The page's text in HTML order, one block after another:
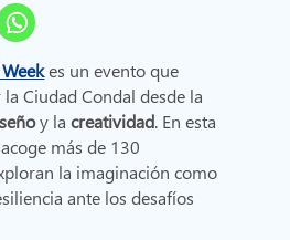
es un evento que
Ciudad Condal desde la
y lacreatividad. En esta
más de 130
la imaginación como
ante los desafíos